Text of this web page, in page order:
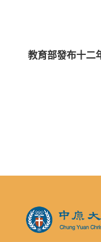
教育部發布十二